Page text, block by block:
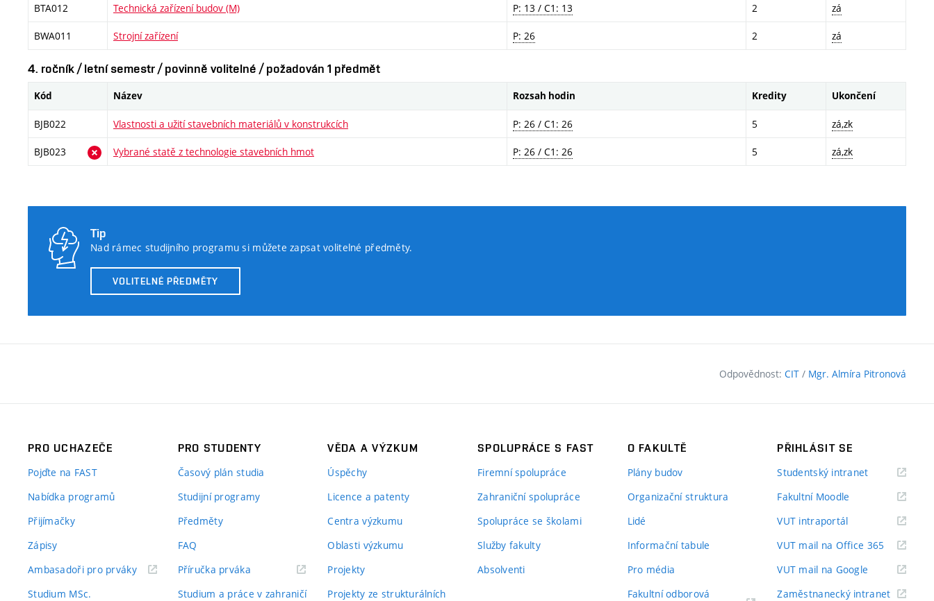
BTA012 Technická zařízení budov (M) P: 13 / C1: 13 2 zá
BWA011 Strojní zařízení P: 26 2 zá
4. ročník / letní semestr / povinně volitelné / požadován 1 předmět
Kód Název Rozsah hodin Kredity Ukončení
BJB022 Vlastnosti a užití stavebních materiálů v konstrukcích P: 26 / C1: 26 5 zá,zk
BJB023 Vybrané statě z technologie stavebních hmot P: 26 / C1: 26 5 zá,zk
Tip
Nad rámec studijního programu si můžete zapsat volitelné předměty.
VOLITELNÉ PŘEDMĚTY
Odpovědnost: CIT / Mgr. Almíra Pitronová
PRO UCHAZEČE
Pojďte na FAST
Nabídka programů
Přijímačky
Zápisy
Ambasadoři pro prváky(externí
Studium MSc.
PRO STUDENTY
Časový plán studia
Studijní programy
Předměty
FAQ
Příručka prváka(externí
Studium a práce v zahraničí
VĚDA A VÝZKUM
Úspěchy
Licence a patenty
Centra výzkumu
Oblasti výzkumu
Projekty
Projekty ze strukturálních
SPOLUPRÁCE S FAST
Firemní spolupráce
Zahraniční spolupráce
Spolupráce se školami
Služby fakulty
Absolventi
O FAKULTĚ
Plány budov
Organizační struktura
Lidé
Informační tabule
Pro média
Fakultní odborová
PŘIHLÁSIT SE
Studentský intranet(externí
Fakultní Moodle
VUT intraportál(externí
VUT mail na Office 365 (externí
VUT mail na Google (externí
Zaměstnanecký intranet(externí